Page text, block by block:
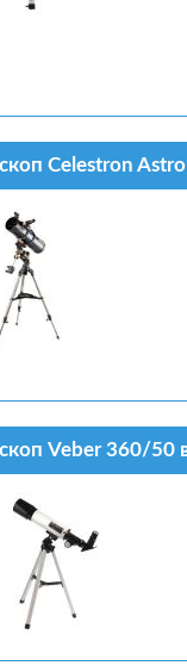
Celestron
Veber 360/